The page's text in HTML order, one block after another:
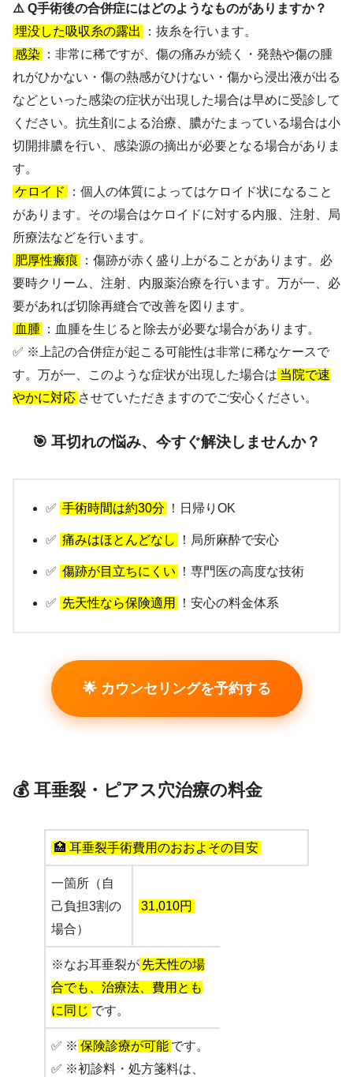
⚠️ Q手術後の合併症にはどのようなものがありますか？
埋没した吸収糸の露出
：抜糸を行います。
感染
：非常に稀ですが、傷の痛みが続く・発熱や傷の腫
れがひかない・傷の熱感がひけない・傷から浸出液が出る
などといった感染の症状が出現した場合は早めに受診して
ください。抗生剤による治療、膿がたまっている場合は小
切開排膿を行い、感染源の摘出が必要となる場合がありま
す。
ケロイド
：個人の体質によってはケロイド状になること
があります。その場合はケロイドに対する内服、注射、局
所療法などを行います。
肥厚性瘢痕
：傷跡が赤く盛り上がることがあります。必
要時クリーム、注射、内服薬治療を行います。万が一、必
要があれば切除再縫合で改善を図ります。
血腫 ：血腫を生じると除去が必要な場合があります。
✅ ※上記の合併症が起こる可能性は非常に稀なケースで
す。万が一、このような症状が出現した場合は 当院で速
やかに対応 させていただきますのでご安心ください。
🎯 耳切れの悩み、今すぐ解決しませんか？
✅ 手術時間は約30分 ！日帰りOK
✅ 痛みはほとんどなし ！局所麻酔で安心
✅ 傷跡が目立ちにくい ！専門医の高度な技術
✅ 先天性なら保険適用 ！安心の料金体系
🌟 カウンセリングを予約する
💰 耳垂裂・ピアス穴治療の料金
🏥 耳垂裂手術費用のおおよその目安
一箇所（自
己負担3割の
場合）
31,010円
※なお耳垂裂が 先天性の場
合でも、治療法、費用とも
に同じ です。
✅ ※ 保険診療が可能 です。
✅ ※初診料・処方箋料は、